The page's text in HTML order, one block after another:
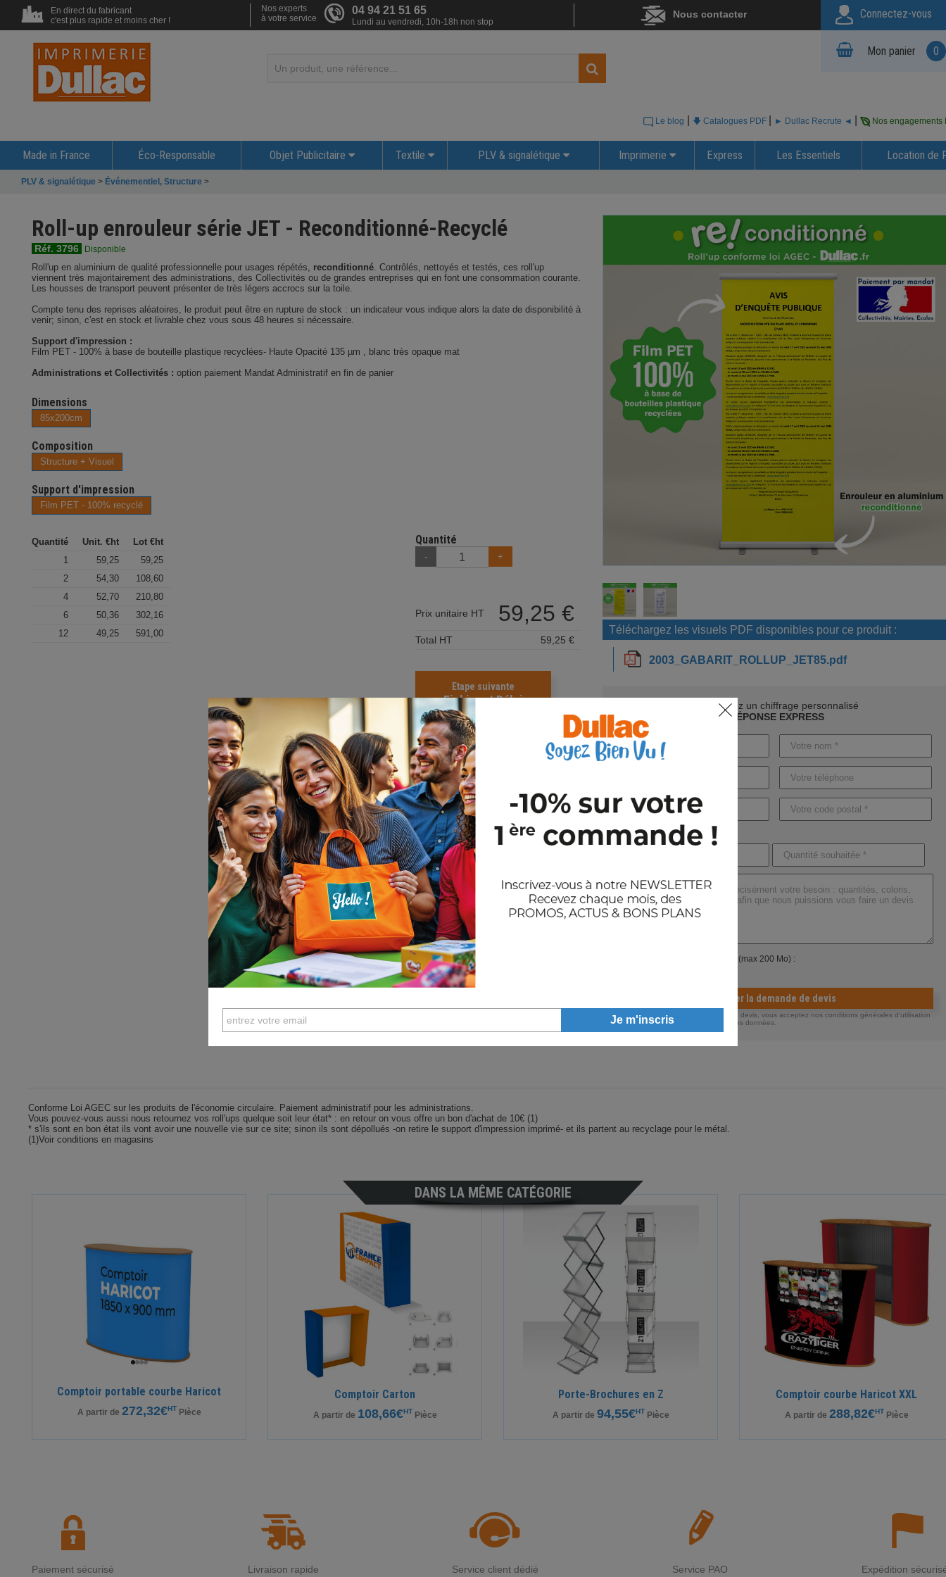
En direct du fabricant
c'est plus rapide et moins cher !
Nos experts
à votre service
04 94 21 51 65
Lundi au vendredi, 10h-18h non stop
Nous contacter Connectez-vous
Mon panier 0
Le blog 🡇 Catalogues PDF ► Dullac Recrute ◄ Nos engagements
Made in France Éco-Responsable Objet Publicitaire Textile PLV & signalétique Imprimerie Express Les Essentiels Location de
PLV & signalétique > Événementiel, Structure >
Roll-up enrouleur série JET - Reconditionné-Recyclé
Réf. 3796 Disponible
Roll'up en aluminium de qualité professionnelle pour usages répétés, reconditionné. Contrôlés, nettoyés et testés, ces roll'up
viennent très majoritairement des administrations, des Collectivités ou de grandes entreprises qui en font une consommation courante.
Les housses de transport peuvent présenter de très légers accrocs sur la toile.
Compte tenu des reprises aléatoires, le produit peut être en rupture de stock : un indicateur vous indique alors la date de disponibilité à
venir; sinon, c'est en stock et livrable chez vous sous 48 heures si nécessaire.
Support d'impression :
Film PET - 100% à base de bouteille plastique recyclées- Haute Opacité 135 µm , blanc très opaque mat
Administrations et Collectivités : option paiement Mandat Administratif en fin de panier
Dimensions
85x200cm
Composition
Structure + Visuel
Support d'impression
Film PET - 100% recyclé
Quantité Unit. €ht
Lot €ht
1
59,25
59,25
2
54,30
108,60
4
52,70
210,80
6
50,36
302,16
12
49,25 591,00
Quantité
- +
Prix unitaire HT 59,25 €
Total HT 59,25 €
Etape suivante
Fichier et Délai
Téléchargez les visuels PDF disponibles pour ce produit :
2003_GABARIT_ROLLUP_JET85.pdf
Demandez un chiffrage personnalisé
RÉPONSE EXPRESS
Joindre un ou plusieurs fichiers (max 200 Mo) :
Valider la demande de devis
En nous envoyant votre demande de devis, vous acceptez nos conditions générales d'utilisation
et notre politique de confidentialité des données.
Conforme Loi AGEC sur les produits de l'économie circulaire. Paiement administratif pour les administrations.
Vous pouvez-vous aussi nous retournez vos roll'ups quelque soit leur état* : en retour on vous offre un bon d'achat de 10€ (1)
* s'ils sont en bon état ils vont avoir une nouvelle vie sur ce site; sinon ils sont dépollués -on retire le support d'impression imprimé- et ils partent au recyclage pour le métal.
(1)Voir conditions en magasins
DANS LA MÊME CATÉGORIE
Comptoir portable courbe Haricot
A partir de 272,32€HT Pièce
Comptoir Carton
A partir de 108,66€HT Pièce
Porte-Brochures en Z
A partir de 94,55€HT Pièce
Comptoir courbe Haricot XXL
A partir de 288,82€HT Pièce
Paiement sécurisé Livraison rapide Service client dédié Service PAO Expédition